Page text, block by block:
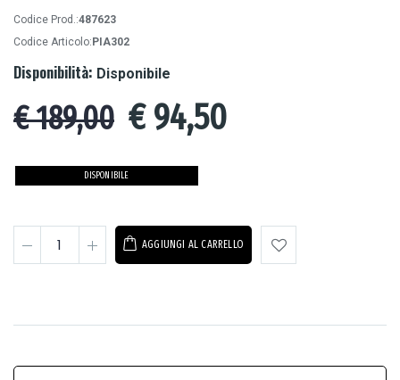
Codice Prod.:487623
Codice Articolo: PIA302
Disponibilità: Disponibile
€ 189,00 €94,50
DISPONIBILE
AGGIUNGI AL CARRELLO